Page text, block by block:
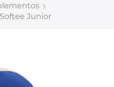
Junior